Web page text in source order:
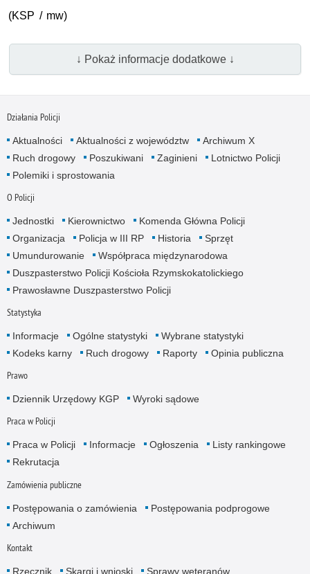
(KSP / mw)
↓ Pokaż informacje dodatkowe ↓
Działania Policji
Aktualności Aktualności z województw
Archiwum X
Ruch drogowy
Poszukiwani Zaginieni
Lotnictwo Policji
Polemiki i sprostowania
O Policji
Jednostki Kierownictwo
Komenda Główna Policji
Organizacja
Policja w III RP Historia
Sprzęt
Umundurowanie
Współpraca międzynarodowa
Duszpasterstwo Policji Kościoła Rzymskokatolickiego
Prawosławne Duszpasterstwo Policji
Statystyka
Informacje Ogólne statystyki
Wybrane statystyki
Kodeks karny
Ruch drogowy Raporty Opinia publiczna
Prawo
Dziennik Urzędowy KGP Wyroki sądowe
Praca w Policji
Praca w Policji Informacje Ogłoszenia
Listy rankingowe
Rekrutacja
Zamówienia publiczne
Postępowania o zamówienia
Postępowania podprogowe
Archiwum
Kontakt
Rzecznik Skargi i wnioski Sprawy weteranów